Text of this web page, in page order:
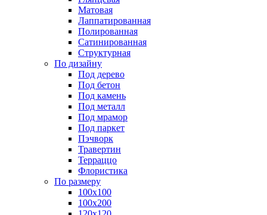
Матовая
Лаппатированная
Полированная
Сатинированная
Структурная
По дизайну
Под дерево
Под бетон
Под камень
Под металл
Под мрамор
Под паркет
Пэчворк
Травертин
Терраццо
Флористика
По размеру
100х100
100х200